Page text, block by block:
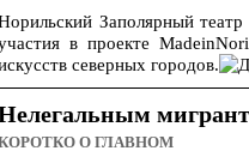
Заполярный
в проекте
северных городов.
О ГЛАВНОМ